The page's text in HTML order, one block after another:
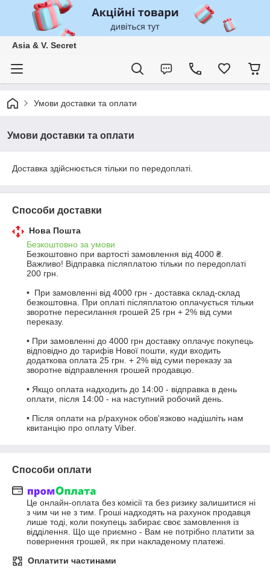
Asia & V. Secret
Умови доставки та оплати
Умови доставки та оплати
Доставка здійснюється тільки по передоплаті.
Способи доставки
Нова Пошта
Безкоштовно за умови
Безкоштовно при вартості замовлення від 4000 ₴.
Важливо! Відправка післяплатою тільки по передоплаті
200 грн.
•  При замовленні від 4000 грн - доставка склад-склад
безкоштовна. При оплаті післяплатою оплачується тільки
зворотне пересилання грошей 25 грн + 2% від суми
переказу.
• При замовленні до 4000 грн доставку оплачує покупець
відповідно до тарифів Нової пошти, куди входить
додаткова оплата 25 грн. + 2% від суми переказу за
зворотне відправлення грошей продавцю.
• Якщо оплата надходить до 14:00 - відправка в день
оплати, після 14:00 - на наступний робочий день.
• Після оплати на р/рахунок обов'язково надішліть нам
квитанцію про оплату Viber.
Способи оплати
Це онлайн-оплата без комісії та без ризику залишитися ні
з чим чи не з тим. Гроші надходять на рахунок продавця
лише тоді, коли покупець забирає своє замовлення із
відділення. Що ще приємно - Вам не потрібно платити за
повернення грошей, як при накладеному платежі.
Оплатити частинами